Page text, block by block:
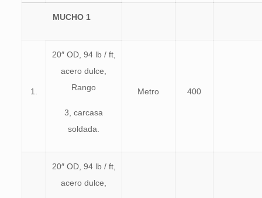
MUCHO 1
1.
20″ OD, 94 lb / ft,
acero dulce,
Rango
3, carcasa
soldada.
Metro 400
20″ OD, 94 lb / ft,
acero dulce,